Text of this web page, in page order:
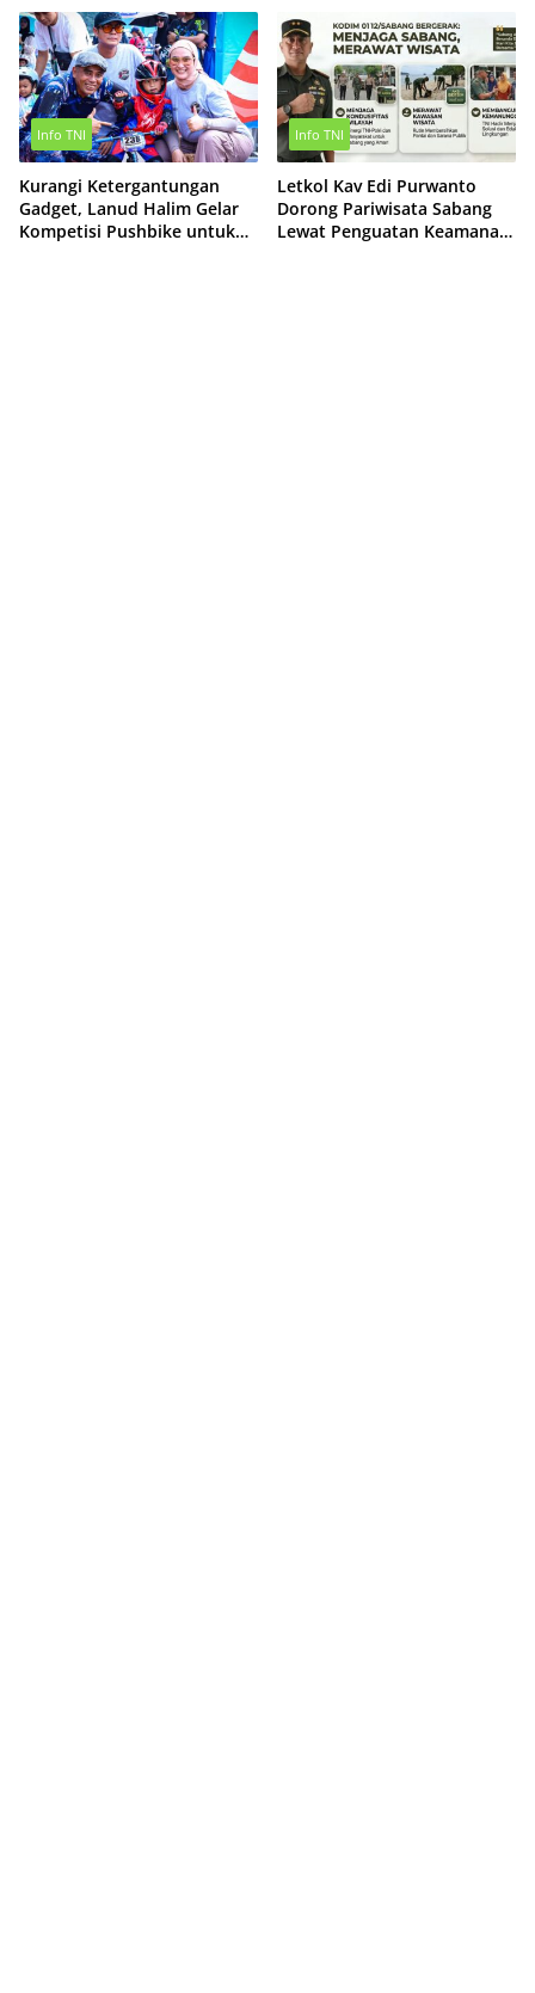
Prajurit
Info TNI
Kurangi Ketergantungan
Gadget, Lanud Halim Gelar
Kompetisi Pushbike untuk
Info TNI
Letkol Kav Edi Purwanto
Dorong Pariwisata Sabang
Lewat Penguatan Keamanan